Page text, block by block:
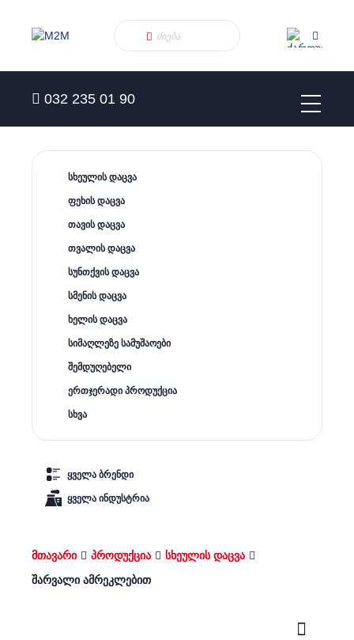
032 235 01 90
სხეულის დაცვა
ფეხის დაცვა
თავის დაცვა
თვალის დაცვა
სუნთქვის დაცვა
სმენის დაცვა
ხელის დაცვა
სიმაღლეზე სამუშაოები
შემდუღებელი
ერთჯერადი პროდუქცია
სხვა
ყველა ბრენდი
ყველა ინდუსტრია
მთავარი პროდუქცია
სხეულის დაცვა
შარვალი ამრეკლებით